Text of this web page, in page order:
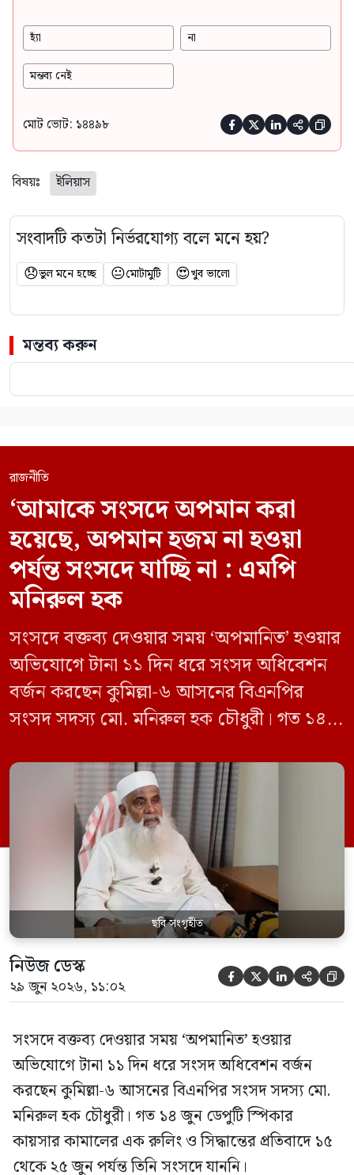
হ্যাঁ না
মন্তব্য নেই
মোট ভোট: ১৪৪৯৮     
বিষয়ঃ ইলিয়াস
সংবাদটি কতটা নির্ভরযোগ্য বলে মনে হয়?
😞ভুল মনে হচ্ছে 😐মোটামুটি 😍খুব ভালো
মন্তব্য করুন
রাজনীতি
‘আমাকে সংসদে অপমান করা
হয়েছে, অপমান হজম না হওয়া
পর্যন্ত সংসদে যাচ্ছি না : এমপি
মনিরুল হক
সংসদে বক্তব্য দেওয়ার সময় ‘অপমানিত’ হওয়ার
অভিযোগে টানা ১১ দিন ধরে সংসদ অধিবেশন
বর্জন করছেন কুমিল্লা-৬ আসনের বিএনপির
সংসদ সদস্য মো. মনিরুল হক চৌধুরী। গত ১৪
রুলিং ও সিদ্ধান্তের প্রতিবাদে ১৫ থেকে ২৫ জুন
পর্যন্ত তিনি সংসদে যাননি। মনিরুল হক চৌধুরী
বলেন, ‘আমাকে সংসদে অপমান করা হয়েছে।
স্পিকার ফোন […]
ছবি সংগৃহীত
নিউজ ডেস্ক
২৯ জুন ২০২৬, ১১:০২     
সংসদে বক্তব্য দেওয়ার সময় ‘অপমানিত’ হওয়ার
অভিযোগে টানা ১১ দিন ধরে সংসদ অধিবেশন বর্জন
করছেন কুমিল্লা-৬ আসনের বিএনপির সংসদ সদস্য মো.
মনিরুল হক চৌধুরী। গত ১৪ জুন ডেপুটি স্পিকার
কায়সার কামালের এক রুলিং ও সিদ্ধান্তের প্রতিবাদে ১৫
থেকে ২৫ জুন পর্যন্ত তিনি সংসদে যাননি।